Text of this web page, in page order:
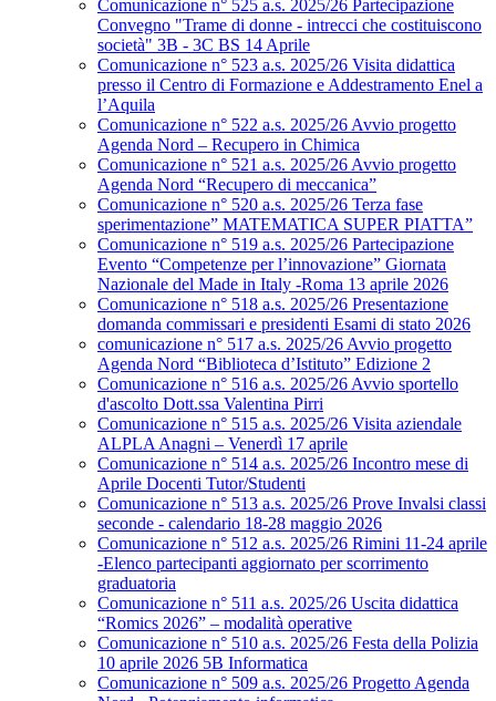
Comunicazione n° 525 a.s. 2025/26 Partecipazione
Convegno "Trame di donne - intrecci che costituiscono
società" 3B - 3C BS 14 Aprile
Comunicazione n° 523 a.s. 2025/26 Visita didattica
presso il Centro di Formazione e Addestramento Enel a
l’Aquila
Comunicazione n° 522 a.s. 2025/26 Avvio progetto
Agenda Nord – Recupero in Chimica
Comunicazione n° 521 a.s. 2025/26 Avvio progetto
Agenda Nord “Recupero di meccanica”
Comunicazione n° 520 a.s. 2025/26 Terza fase
sperimentazione” MATEMATICA SUPER PIATTA”
Comunicazione n° 519 a.s. 2025/26 Partecipazione
Evento “Competenze per l’innovazione” Giornata
Nazionale del Made in Italy -Roma 13 aprile 2026
Comunicazione n° 518 a.s. 2025/26 Presentazione
domanda commissari e presidenti Esami di stato 2026
comunicazione n° 517 a.s. 2025/26 Avvio progetto
Agenda Nord “Biblioteca d’Istituto” Edizione 2
Comunicazione n° 516 a.s. 2025/26 Avvio sportello
d'ascolto Dott.ssa Valentina Pirri
Comunicazione n° 515 a.s. 2025/26 Visita aziendale
ALPLA Anagni – Venerdì 17 aprile
Comunicazione n° 514 a.s. 2025/26 Incontro mese di
Aprile Docenti Tutor/Studenti
Comunicazione n° 513 a.s. 2025/26 Prove Invalsi classi
seconde - calendario 18-28 maggio 2026
Comunicazione n° 512 a.s. 2025/26 Rimini 11-24 aprile
-Elenco partecipanti aggiornato per scorrimento
graduatoria
Comunicazione n° 511 a.s. 2025/26 Uscita didattica
“Romics 2026” – modalità operative
Comunicazione n° 510 a.s. 2025/26 Festa della Polizia
10 aprile 2026 5B Informatica
Comunicazione n° 509 a.s. 2025/26 Progetto Agenda